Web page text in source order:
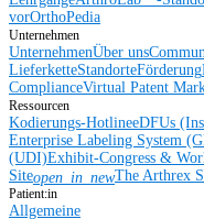
vorOrthoPedia
Unternehmen
UnternehmenÜber uns
LieferketteStandorteFörderung
ComplianceVirtual Patent
Ressourcen
Kodierungs-HotlineeDFUs
Enterprise Labeling System
(UDI)Exhibit-Congress &
Siteopen_in_newThe Arthrex
Patient:in
Allgemeine